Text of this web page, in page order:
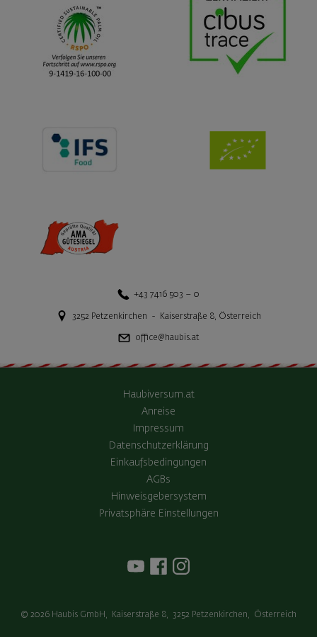
+43 7416 503 – 0
3252 Petzenkirchen - Kaiserstraße 8, Österreich
office@haubis.at
Haubiversum.at
Anreise
Impressum
Datenschutzerklärung
Einkaufsbedingungen
AGBs
Hinweisgebersystem
Privatsphäre Einstellungen
© 2026 Haubis GmbH , Kaiserstraße 8, 3252 Petzenkirchen, Österreich